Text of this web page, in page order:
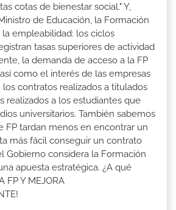
cotas de bienestar social." Y,
de Educación, la Formación
empleabilidad: los ciclos
tasas superiores de actividad
la demanda de acceso a la FP
como el interés de las empresas
contratos realizados a titulados
realizados a los estudiantes que
universitarios. También sabemos
FP tardan menos en encontrar un
más fácil conseguir un contrato
Gobierno considera la Formación
apuesta estratégica. ¿A qué
FP Y MEJORA